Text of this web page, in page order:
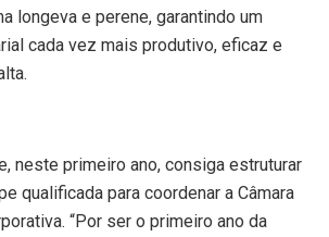
longeva e perene, garantindo um
cada vez mais produtivo, eficaz e
neste primeiro ano, consiga estruturar
qualificada para coordenar a Câmara
“Por ser o primeiro ano da